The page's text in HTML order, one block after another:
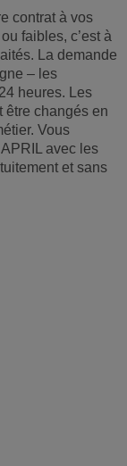
contrat à vos
faibles, c’est à
La demande
– les
heures. Les
être changés en
Vous
avec les
et sans